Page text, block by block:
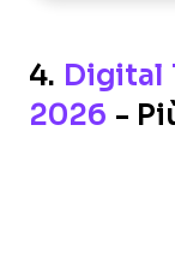
4. Digital
2026 -